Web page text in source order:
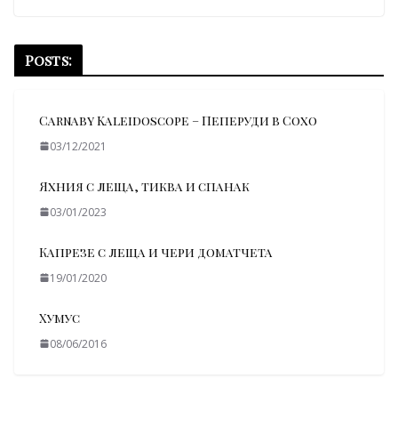
Posts:
Carnaby Kaleidoscope – Пеперуди в Сохо
03/12/2021
Яхния с леща, тиква и спанак
03/01/2023
Капрезе с леща и чери доматчета
19/01/2020
Хумус
08/06/2016